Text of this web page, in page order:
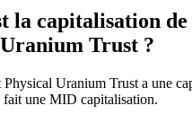
la capitalisation
Trust ?
Uranium Trust a une
une MID capitalisation.